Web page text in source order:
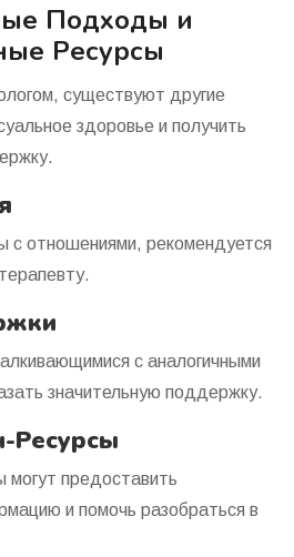
Подходы и
Ресурсы
существуют другие
здоровье и получить
с отношениями, рекомендуется
с аналогичными
значительную поддержку.
Ресурсы
могут предоставить
и помочь разобраться в